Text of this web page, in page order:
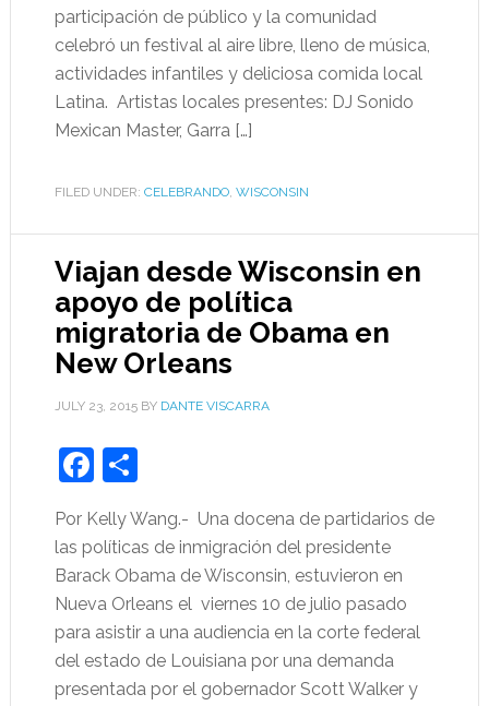
participación de público y la comunidad
celebró un festival al aire libre, lleno de música,
actividades infantiles y deliciosa comida local
Latina. Artistas locales presentes: DJ Sonido
Mexican Master, Garra […]
FILED UNDER: CELEBRANDO, WISCONSIN
Viajan desde Wisconsin en
apoyo de política
migratoria de Obama en
New Orleans
JULY 23, 2015BY DANTE VISCARRA
Facebook
Share
Por Kelly Wang.- Una docena de partidarios de
las políticas de inmigración del presidente
Barack Obama de Wisconsin, estuvieron en
Nueva Orleans el viernes 10 de julio pasado
para asistir a una audiencia en la corte federal
del estado de Louisiana por una demanda
presentada por el gobernador Scott Walker y